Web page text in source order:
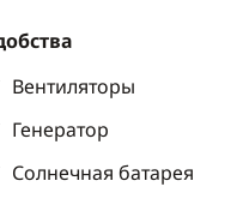
Вентиляторы
Генератор
Солнечная батарея